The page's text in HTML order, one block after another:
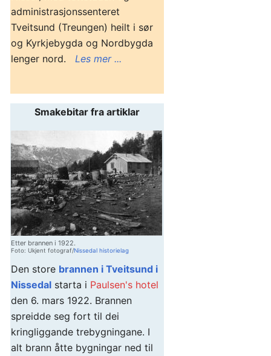
administrasjonssenteret
Tveitsund (Treungen) heilt i sør
og Kyrkjebygda og Nordbygda
lenger nord. Les mer ...
Smakebitar fra artiklar
Etter brannen i 1922.
Foto: Ukjent fotograf/Nissedal historielag
Den store brannen i Tveitsund i
Nissedal starta i Paulsen's hotel
den 6. mars 1922. Brannen
spreidde seg fort til dei
kringliggande trebygningane. I
alt brann åtte bygningar ned til